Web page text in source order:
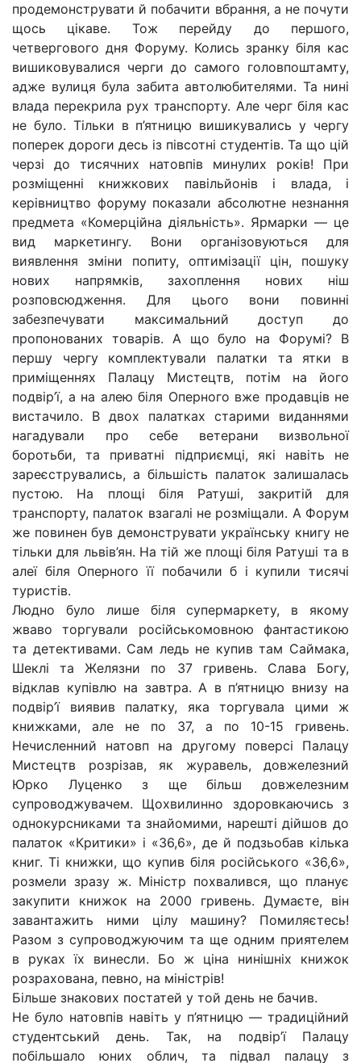
продемонструвати й побачити вбрання, а не почути
щось цікаве. Тож перейду до першого,
четвергового дня Форуму. Колись зранку біля кас
вишиковувалися черги до самого головпоштамту,
адже вулиця була забита автолюбителями. Та нині
влада перекрила рух транспорту. Але черг біля кас
не було. Тільки в п’ятницю вишикувались у чергу
поперек дороги десь із півсотні студентів. Та що цій
черзі до тисячних натовпів минулих років! При
розміщенні книжкових павільйонів і влада, і
керівництво форуму показали абсолютне незнання
предмета «Комерційна діяльність». Ярмарки — це
вид маркетингу. Вони організовуються для
виявлення зміни попиту, оптимізації цін, пошуку
нових напрямків, захоплення нових ніш
розповсюдження. Для цього вони повинні
забезпечувати максимальний доступ до
пропонованих товарів. А що було на Форумі? В
першу чергу комплектували палатки та ятки в
приміщеннях Палацу Мистецтв, потім на його
подвір’ї, а на алею біля Оперного вже продавців не
вистачило. В двох палатках старими виданнями
нагадували про себе ветерани визвольної
боротьби, та приватні підприємці, які навіть не
зареєструвались, а більшість палаток залишалась
пустою. На площі біля Ратуші, закритій для
транспорту, палаток взагалі не розміщали. А Форум
же повинен був демонструвати українську книгу не
тільки для львів’ян. На тій же площі біля Ратуші та в
алеї біля Оперного її побачили б і купили тисячі
туристів.
Людно було лише біля супермаркету, в якому
жваво торгували російськомовною фантастикою
та детективами. Сам ледь не купив там Саймака,
Шеклі та Желязни по 37 гривень. Слава Богу,
відклав купівлю на завтра. А в п’ятницю внизу на
подвір’ї виявив палатку, яка торгувала цими ж
книжками, але не по 37, а по 10-15 гривень.
Нечисленний натовп на другому поверсі Палацу
Мистецтв розрізав, як журавель, довжелезний
Юрко Луценко з ще більш довжелезним
супроводжувачем. Щохвилинно здоровкаючись з
однокурсниками та знайомими, нарешті дійшов до
палаток «Критики» і «36,6», де й подзьобав кілька
книг. Ті книжки, що купив біля російського «36,6»,
розмели зразу ж. Міністр похвалився, що планує
закупити книжок на 2000 гривень. Думаєте, він
завантажить ними цілу машину? Помиляєтесь!
Разом з супроводжуючим та ще одним приятелем
в руках їх винесли. Бо ж ціна нинішніх книжок
розрахована, певно, на міністрів!
Більше знакових постатей у той день не бачив.
Не було натовпів навіть у п’ятницю — традиційний
студентський день. Так, на подвір’ї Палацу
побільшало юних облич, та підвал палацу з